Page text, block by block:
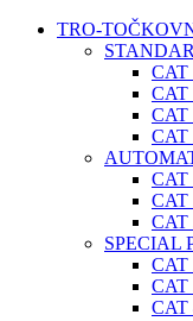
TRO-
CAT
CAT
CAT
CAT
CAT
CAT
CAT
SPECIAL
CAT
CAT
CAT